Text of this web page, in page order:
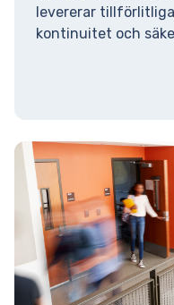
levererar
kontinuitet och